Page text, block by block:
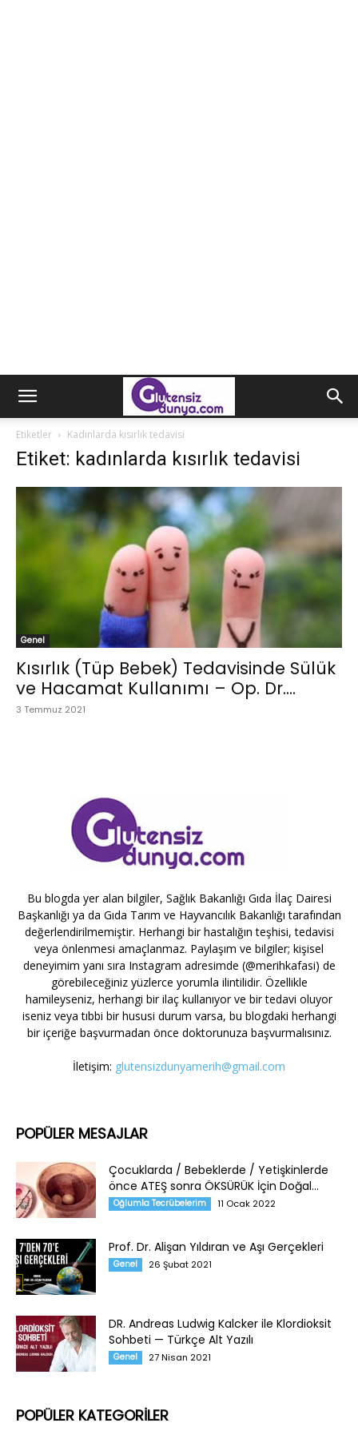
Etiketler Kadınlarda kısırlık tedavisi
Etiket: kadınlarda kısırlık tedavisi
Genel
Kısırlık (Tüp Bebek) Tedavisinde Sülük
ve Hacamat Kullanımı – Op. Dr....
3 Temmuz 2021
Bu blogda yer alan bilgiler, Sağlık Bakanlığı Gıda İlaç Dairesi
Başkanlığı ya da Gıda Tarım ve Hayvancılık Bakanlığı tarafından
değerlendirilmemiştir. Herhangi bir hastalığın teşhisi, tedavisi
veya önlenmesi amaçlanmaz. Paylaşım ve bilgiler; kişisel
deneyimim yanı sıra Instagram adresimde (@merihkafasi) de
görebileceğiniz yüzlerce yorumla ilintilidir. Özellikle
hamileyseniz, herhangi bir ilaç kullanıyor ve bir tedavi oluyor
iseniz veya tıbbi bir hususi durum varsa, bu blogdaki herhangi
bir içeriğe başvurmadan önce doktorunuza başvurmalısınız.
İletişim: glutensizdunyamerih@gmail.com
POPÜLER MESAJLAR
Çocuklarda / Bebeklerde / Yetişkinlerde
önce ATEŞ sonra ÖKSÜRÜK İçin Doğal...
Oğlumla Tecrübelerim 11 Ocak 2022
Prof. Dr. Alişan Yıldıran ve Aşı Gerçekleri
Genel 26 Şubat 2021
DR. Andreas Ludwig Kalcker ile Klordioksit
Sohbeti — Türkçe Alt Yazılı
Genel 27 Nisan 2021
POPÜLER KATEGORİLER